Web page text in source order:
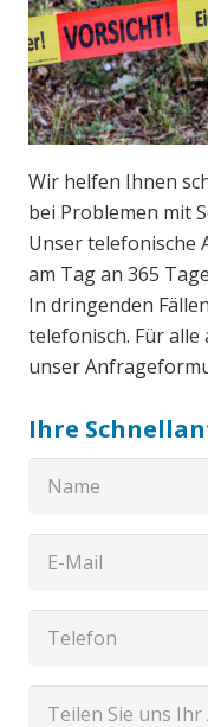
Wir helfen Ihnen
bei Problemen mit
Unser telefonische Auftragsannahme ist 24 Stunden
am Tag an 365 Tagen im
In dringenden Fällen
telefonisch. Für alle
unser
Ihre